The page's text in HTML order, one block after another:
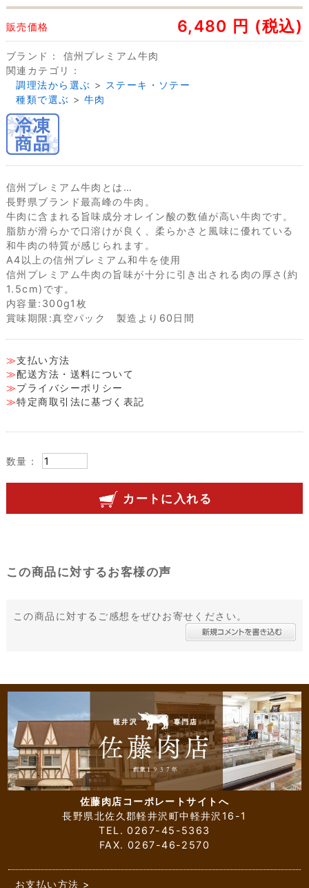
販売価格 6,480 円 (税込)
ブランド：
信州プレミアム牛肉
関連カテゴリ：
調理法から選ぶ > ステーキ・ソテー
種類で選ぶ > 牛肉
信州プレミアム牛肉とは…
長野県ブランド最高峰の牛肉。
牛肉に含まれる旨味成分オレイン酸の数値が高い牛肉です。
脂肪が滑らかで口溶けが良く、柔らかさと風味に優れている
和牛肉の特質が感じられます。
A4以上の信州プレミアム和牛を使用
信州プレミアム牛肉の旨味が十分に引き出される肉の厚さ(約
1.5cm)です。
内容量:300g1枚
賞味期限:真空パック 製造より60日間
支払い方法
配送方法・送料について
プライバシーポリシー
特定商取引法に基づく表記
数量：
カートに入れる
この商品に対するお客様の声
この商品に対するご感想をぜひお寄せください。
佐藤肉店コーポレートサイトへ
長野県北佐久郡軽井沢町中軽井沢16-1
TEL. 0267-45-5363
FAX. 0267-46-2570
お支払い方法